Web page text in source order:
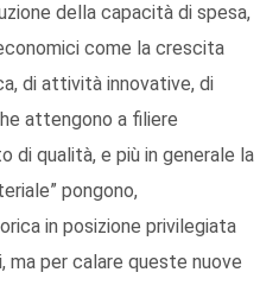
della capacità di spesa,
come la crescita
di attività innovative, di
attengono a filiere
di qualità, e più in generale la
pongono,
in posizione privilegiata
per calare queste nuove